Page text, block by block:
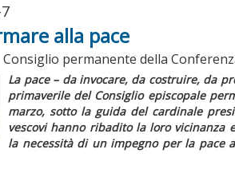
alla pace
Consiglio permanente della
La pace – da invocare, da costruire, da
primaverile del Consiglio episcopale
marzo, sotto la guida del cardinale
vescovi hanno ribadito la loro vicinanza
la necessità di un impegno per la pace